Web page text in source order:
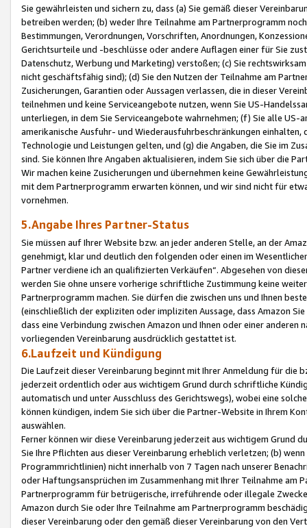
Sie gewährleisten und sichern zu, dass (a) Sie gemäß dieser
betreiben werden; (b) weder Ihre Teilnahme am Partnerprogramm
Bestimmungen, Verordnungen, Vorschriften, Anordnungen,
Gerichtsurteile und -beschlüsse oder andere Auflagen einer für Sie
Datenschutz, Werbung und Marketing) verstoßen; (c) Sie
nicht geschäftsfähig sind); (d) Sie den Nutzen der Teilnahme am
Zusicherungen, Garantien oder Aussagen verlassen, die in dieser
teilnehmen und keine Serviceangebote nutzen, wenn Sie US-
unterliegen, in dem Sie Serviceangebote wahrnehmen; (f) Sie alle
amerikanische Ausfuhr- und Wiederausfuhrbeschränkungen
Technologie und Leistungen gelten, und (g) die Angaben, die Sie im
sind. Sie können Ihre Angaben aktualisieren, indem Sie sich über die
Wir machen keine Zusicherungen und übernehmen keine
mit dem Partnerprogramm erwarten können, und wir sind nicht für
vornehmen.
5.Angabe Ihres Partner-Status
Sie müssen auf Ihrer Website bzw. an jeder anderen Stelle, an der
genehmigt, klar und deutlich den folgenden oder einen im
Partner verdiene ich an qualifizierten Verkäufen“. Abgesehen von
werden Sie ohne unsere vorherige schriftliche Zustimmung keine
Partnerprogramm machen. Sie dürfen die zwischen uns und Ihnen
(einschließlich der expliziten oder impliziten Aussage, dass Amazon
dass eine Verbindung zwischen Amazon und Ihnen oder einer
vorliegenden Vereinbarung ausdrücklich gestattet ist.
6.Laufzeit und Kündigung
Die Laufzeit dieser Vereinbarung beginnt mit Ihrer Anmeldung für die
jederzeit ordentlich oder aus wichtigem Grund durch schriftliche
automatisch und unter Ausschluss des Gerichtswegs), wobei eine
können kündigen, indem Sie sich über die Partner-Website in Ihrem
auswählen.
Ferner können wir diese Vereinbarung jederzeit aus wichtigem Grund
Sie Ihre Pflichten aus dieser Vereinbarung erheblich verletzen; (b)
Programmrichtlinien) nicht innerhalb von 7 Tagen nach unserer
oder Haftungsansprüchen im Zusammenhang mit Ihrer Teilnahme am
Partnerprogramm für betrügerische, irreführende oder illegale
Amazon durch Sie oder Ihre Teilnahme am Partnerprogramm
dieser Vereinbarung oder den gemäß dieser Vereinbarung von den